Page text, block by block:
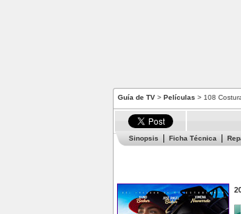
Guía de TV > Películas > 108
Sinopsis Ficha Técnica